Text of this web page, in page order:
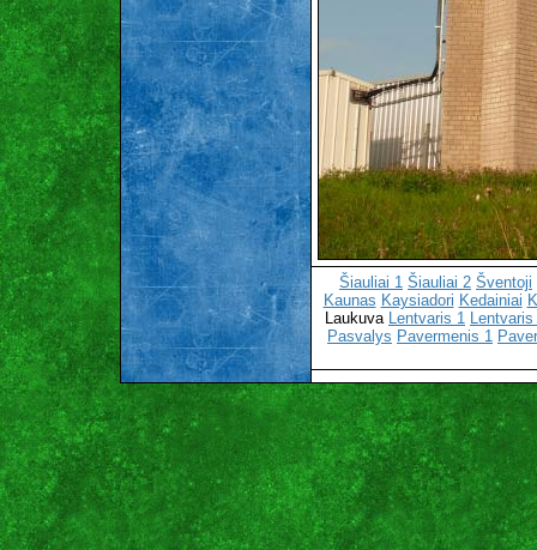
Šiauliai 1 Šiauliai 2 Šventoji
Kaunas Kaysiadori Kedainiai
Laukuva Lentvaris 1 Lentvaris
Pasvalys Pavermenis 1